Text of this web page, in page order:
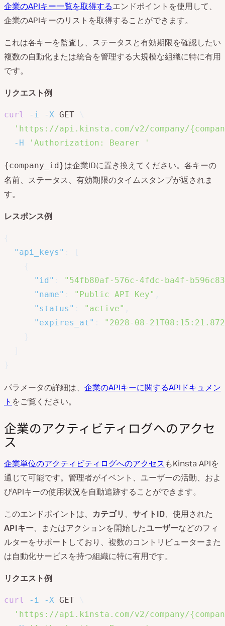
企業のAPIキー一覧を取得するエンドポイントを使用して、
企業のAPIキーのリストを取得することができます。
これは各キーを監査し、ステータスと有効期限を確認したい
複数の自動化または統合を管理する大規模な組織に特に有用
です。
リクエスト例
curl -i -X GET
'https://api.kinsta.com/v2/company/
-H
'Authorization: Bearer '
{company_id}は企業IDに置き換えてください。各キーの
名前、ステータス、有効期限のタイムスタンプが返されま
す。
レスポンス例
"api_keys"
"id"
"54fb80af-576c-4fdc-ba4f-
"name"
"Public API Key"
"status"
"active"
"expires_at"
"2028-08-
パラメータの詳細は、 企業のAPIキーに関するAPIドキュメン
ト をご覧ください。
企業のアクティビティログへのアクセ
ス
企業単位のアクティビティログへのアクセス もKinsta APIを
通じて可能です。管理者がイベント、ユーザーの活動、およ
びAPIキーの使用状況を自動追跡することができます。
このエンドポイントは、 カテゴリ 、 サイトID、使用された
APIキー、またはアクションを開始したユーザーなどのフィ
ルターをサポートしており、複数のコントリビューターまた
は自動化サービスを持つ組織に特に有用です。
リクエスト例
curl -i -X GET
'https://api.kinsta.com/v2/company/